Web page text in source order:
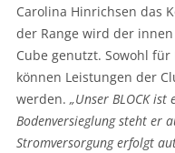
Carolina Hinrichsen das
der Range wird der
Cube genutzt. Sowohl für
können Leistungen der
werden. „Unser BLOCK
Bodenversieglung steht er
Stromversorgung erfolgt